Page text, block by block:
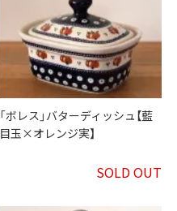
「ボレス」バターディッシュ【藍
目玉×オレンジ実】
SOLD OUT